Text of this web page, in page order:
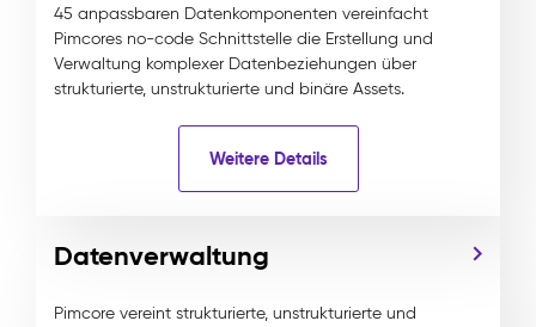
45 anpassbaren Datenkomponenten vereinfacht
Pimcores no-code Schnittstelle die Erstellung und
Verwaltung komplexer Datenbeziehungen über
strukturierte, unstrukturierte und binäre Assets.
Weitere Details
Datenverwaltung
Pimcore vereint strukturierte, unstrukturierte und